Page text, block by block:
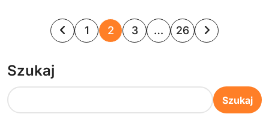
S
r
1 2 3 … 26
Szukaj
Szukaj